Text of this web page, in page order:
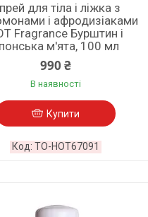
для тіла і ліжка з
і афродизіаками
Fragrance Бурштин і
м'ята, 100 мл
990 ₴
В наявності
Купити
TO-HOT67091